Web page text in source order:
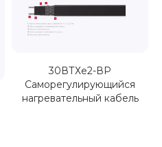
30ВТХe2-ВР
Саморегулирующийся
нагревательный кабель